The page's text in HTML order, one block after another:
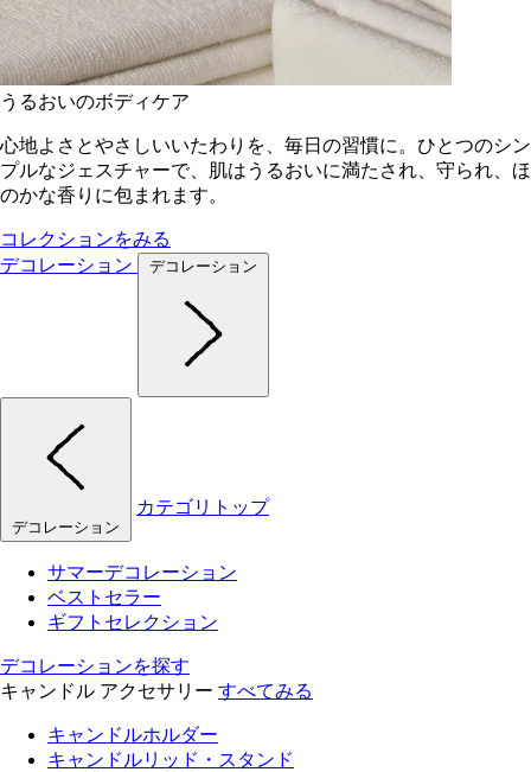
うるおいのボディケア
心地よさとやさしいいたわりを、毎日の習慣に。ひとつのシン
プルなジェスチャーで、肌はうるおいに満たされ、守られ、ほ
のかな香りに包まれます。
コレクションをみる
デコレーション
デコレーション
デコレーション
カテゴリトップ
サマーデコレーション
ベストセラー
ギフトセレクション
デコレーションを探す
キャンドル アクセサリー すべてみる
キャンドルホルダー
キャンドルリッド・スタンド